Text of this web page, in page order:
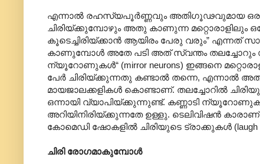
എന്നാൽ രഹസ്യപൂർണ്ണവും അതിഗൂഢവുമായ ഒരു
ചിരിയ്ക്കുമ്പോഴും അതു കാണുന്ന മറ്റൊരാളിലും
കൂടെച്ചിരിയ്ക്കാൻ ആയിരം പേരു വരും” എന്നത്
കാണുമ്പോൾ അതേ പടി അത് സ്വന്തം തലച്ചോറും
ന്യൂറോണുകൾ“ (mirror neurons) ഇങ്ങനെ
പേർ ചിരിയ്ക്കുന്നതു കണ്ടാൽ തന്നെ, എന്നാൽ
മായജാലക്കളികൾ കൊണ്ടാണ്. തലച്ചോറിൽ
ഒന്നാ‍യി വ്യാപിയ്ക്കുന്നുണ്ട്. കണ്ണാടി
അറിയിനിരിയ്ക്കുന്നതേ ഉള്ളു. ടെലിവിഷൻ
കോമെഡി ഷോകളിൽ ചിരിയുടെ ട്രാക്കുകൾ (laugh
ചിരി രോഗമാകുമ്പോൾ